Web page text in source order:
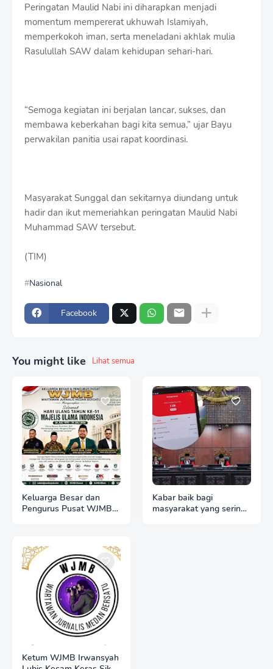
Peringatan Maulid Nabi ini diharapkan menjadi
momentum mempererat ukhuwah Islamiyah,
memperkokoh iman, serta meneladani akhlak mulia
Rasulullah SAW dalam kehidupan sehari-hari.
“Semoga kegiatan ini berjalan lancar, sukses, dan
membawa keberkahan bagi kita semua,” ujar Bayu
perwakilan panitia usai rapat koordinasi.
Masyarakat Sunggal dan sekitarnya diundang untuk
hadir dan ikut memeriahkan peringatan Maulid Nabi
Muhammad SAW tersebut.
(TIM)
Nasional
Facebook
You might like Lihat semua
Keluarga Besar dan
Pengurus Pusat WJMB
Indonesia
Kabar baik bagi
masyarakat yang sering
Ketum WJMB Irwansyah